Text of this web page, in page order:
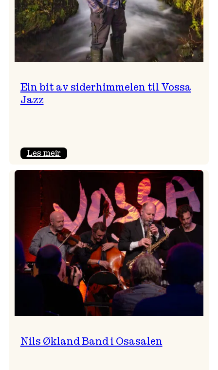
Ein bit av siderhimmelen til Vossa
Jazz
Les meir:
siderhimmelen
til
Vossa
Jazz
Nils Økland Band i Osasalen